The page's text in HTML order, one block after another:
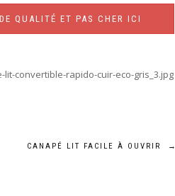
QUALITÉ ET PAS CHER ICI
convertible-rapido-cuir-eco-gris_3.jpg
CANAPÉ LIT FACILE À OUVRIR →